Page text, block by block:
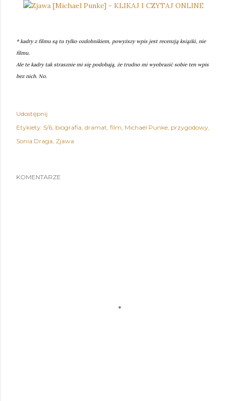
* kadry z filmu są tu tylko ozdobnikiem, powyższy wpis jest recenzją książki, nie
filmu.
Ale te kadry tak strasznie mi się podobają, że trudno mi wyobrazić sobie ten wpis
bez nich. No.
Udostępnij
Etykiety: 5/6 biografia dramat film Michael Punke przygodowy
Sonia Draga Zjawa
KOMENTARZE